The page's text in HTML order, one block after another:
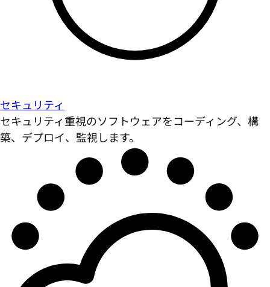
セキュリティ
セキュリティ重視のソフトウェアをコーディング、構
築、デプロイ、監視します。